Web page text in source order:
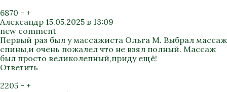
6870 - +
Александр 15.05.2025 в 13:09
new comment
Первый раз был у массажиста Ольга М. Выбрал массаж
спины,и очень пожалел что не взял полный. Массаж
был просто великолепный,приду ещё!
Ответить
2205 - +